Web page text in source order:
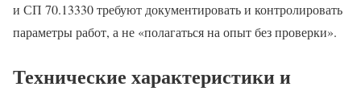
и СП 70.13330 требуют документировать и контролировать
параметры работ, а не «полагаться на опыт без проверки».
Технические характеристики и